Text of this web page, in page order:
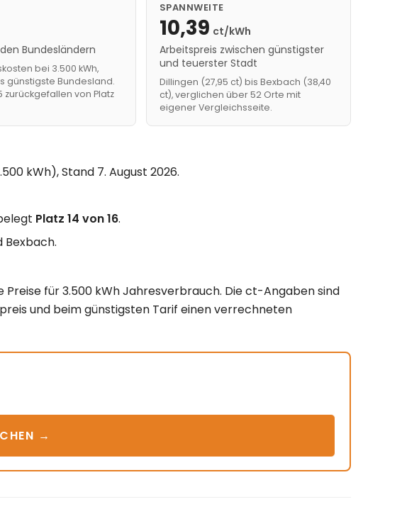
Bundesländern
bei 3.500 kWh,
günstigste Bundesland.
zurückgefallen von Platz
SPANNWEITE
10,39 ct/kWh
Arbeitspreis zwischen günstigster
und teuerster Stadt
Dillingen (27,95 ct) bis Bexbach (38,40
ct), verglichen über 52 Orte mit
eigener Vergleichsseite.
kWh), Stand 7. August 2026.
Platz 14 von 16.
Bexbach.
für 3.500 kWh Jahresverbrauch. Die ct-Angaben sind
und beim günstigsten Tarif einen verrechneten
→